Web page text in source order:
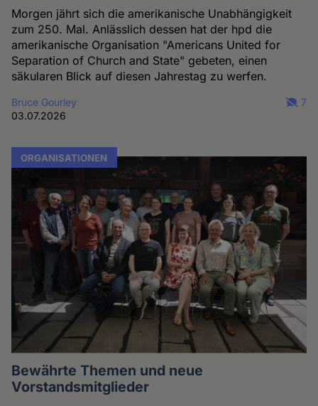
Morgen jährt sich die amerikanische Unabhängigkeit
zum 250. Mal. Anlässlich dessen hat der hpd die
amerikanische Organisation "Americans United for
Separation of Church and State" gebeten, einen
säkularen Blick auf diesen Jahrestag zu werfen.
Bruce Gourley
03.07.2026
7
ORGANISATIONEN
Bewährte Themen und neue
Vorstandsmitglieder